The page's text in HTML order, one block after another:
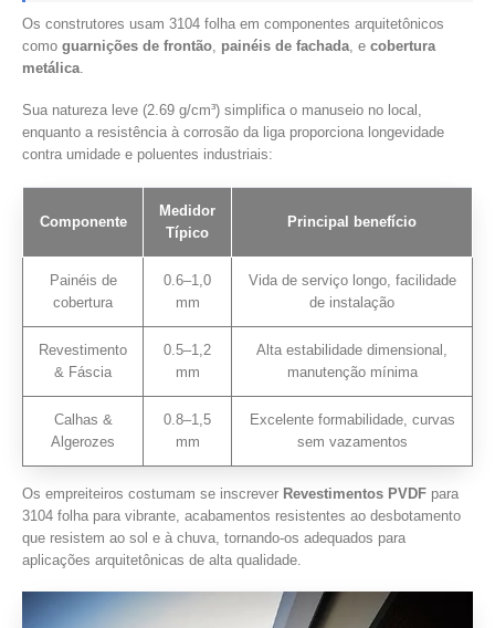
Os construtores usam 3104 folha em componentes arquitetônicos
como guarnições de frontão painéis de fachada , e cobertura
metálica
Sua natureza leve (2.69 g/cm³) simplifica o manuseio no local,
enquanto a resistência à corrosão da liga proporciona longevidade
contra umidade e poluentes industriais:
Componente
Medidor
Típico
Principal benefício
Painéis de
cobertura
0.6–1,0
mm
Vida de serviço longo, facilidade
de instalação
Revestimento
& Fáscia
0.5–1,2
mm
Alta estabilidade dimensional,
manutenção mínima
Calhas &
Algerozes
0.8–1,5
mm
Excelente formabilidade, curvas
sem vazamentos
Os empreiteiros costumam se inscrever Revestimentos PVDF para
3104 folha para vibrante, acabamentos resistentes ao desbotamento
que resistem ao sol e à chuva, tornando-os adequados para
aplicações arquitetônicas de alta qualidade.